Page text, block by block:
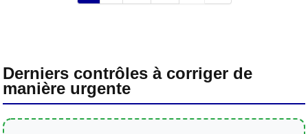
Derniers contrôles à corriger de
manière urgente